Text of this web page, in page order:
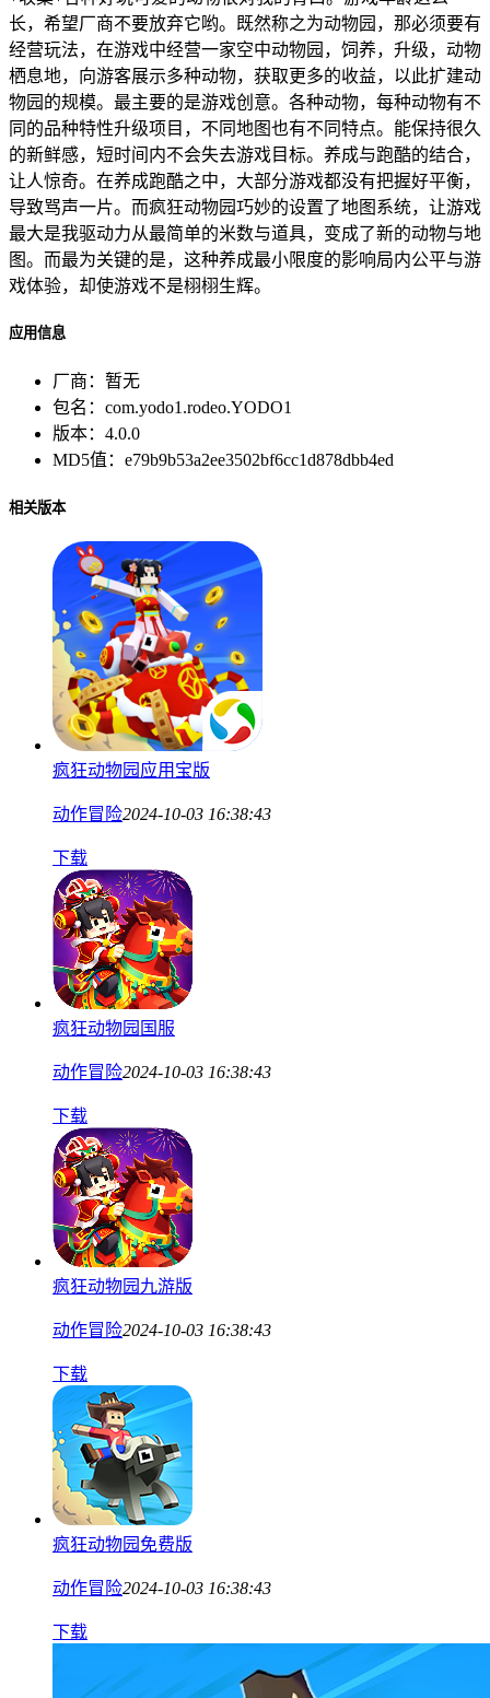
长，希望厂商不要放弃它哟。既然称之为动物园，那必须要有
经营玩法，在游戏中经营一家空中动物园，饲养，升级，动物
栖息地，向游客展示多种动物，获取更多的收益，以此扩建动
物园的规模。最主要的是游戏创意。各种动物，每种动物有不
同的品种特性升级项目，不同地图也有不同特点。能保持很久
的新鲜感，短时间内不会失去游戏目标。养成与跑酷的结合，
让人惊奇。在养成跑酷之中，大部分游戏都没有把握好平衡，
导致骂声一片。而疯狂动物园巧妙的设置了地图系统，让游戏
最大是我驱动力从最简单的米数与道具，变成了新的动物与地
图。而最为关键的是，这种养成最小限度的影响局内公平与游
戏体验，却使游戏不是栩栩生辉。
应用信息
厂商： 暂无
包名： com.yodo1.rodeo.YODO1
版本： 4.0.0
MD5值： e79b9b53a2ee3502bf6cc1d878dbb4ed
相关版本
疯狂动物园应用宝版
动作冒险2024-10-03 16:38:43
下载
疯狂动物园国服
动作冒险2024-10-03 16:38:43
下载
疯狂动物园九游版
动作冒险2024-10-03 16:38:43
下载
疯狂动物园免费版
动作冒险2024-10-03 16:38:43
下载